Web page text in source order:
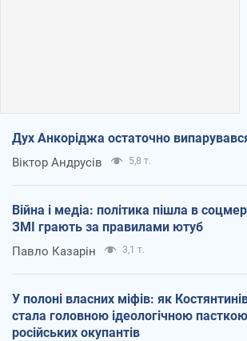
Дух Анкоріджа остаточно
Віктор Андрусів 5,8 т.
Війна і медіа: політика пішла в
ЗМІ грають за правилами ютуб
Павло Казарін 3,1 т.
У полоні власних міфів: як
стала головною ідеологічною
російських окупантів